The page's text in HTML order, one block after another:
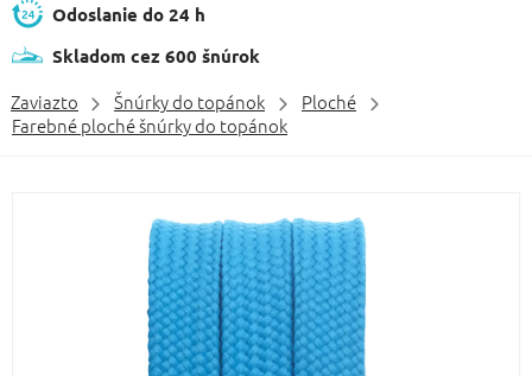
Odoslanie do 24 h
Skladom cez 600 šnúrok
Zaviazto Šnúrky do topánok
Ploché
Farebné ploché šnúrky do topánok